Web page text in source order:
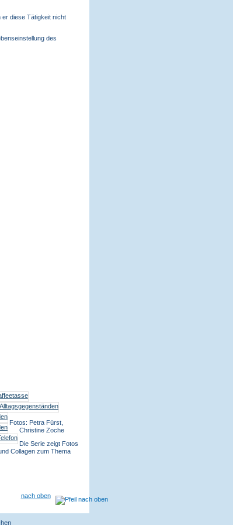
er diese Tätigkeit nicht
des
Fotos: Petra Fürst,
Christine Zoche
Die Serie zeigt Fotos
Collagen zum Thema
nach oben